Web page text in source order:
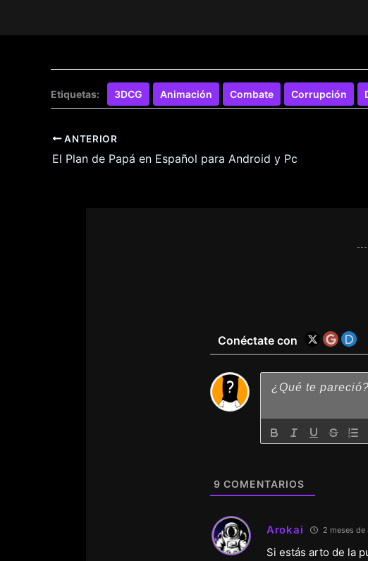
Etiquetas: 3DCG Animación Combate Corrupción
ANTERIOR
El Plan de Papá en Español para Android y Pc
Conéctate con
9 COMENTARIOS
Arokai 2 meses de
Si estás arto de la